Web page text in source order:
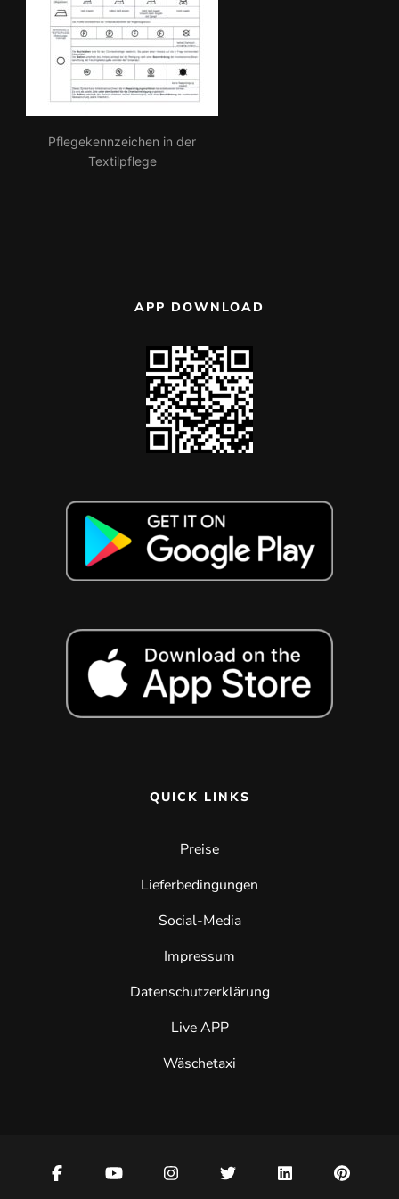
Pflegekennzeichen in der
Textilpflege
APP DOWNLOAD
QUICK LINKS
Preise
Lieferbedingungen
Social-Media
Impressum
Datenschutzerklärung
Live APP
Wäschetaxi